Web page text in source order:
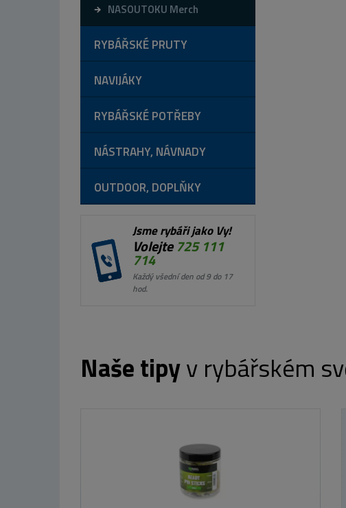
NASOUTOKU Merch
RYBÁŘSKÉ PRUTY
NAVIJÁKY
RYBÁŘSKÉ POTŘEBY
NÁSTRAHY, NÁVNADY
OUTDOOR, DOPLŇKY
Jsme rybáři jako Vy!
Volejte725 111
714
Každý všední den od 9 do 17
hod.
Naše tipyv rybářském
Westin Taška W4
od